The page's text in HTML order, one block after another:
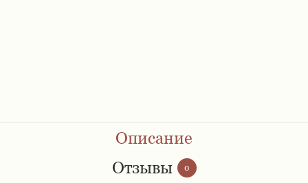
Ремешки 36 мм
Описание
Отзывы
0